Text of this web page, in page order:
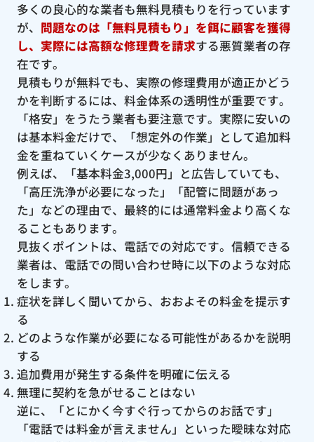
多くの良心的な業者も無料見積もりを行っています
が、 問題なのは「無料見積もり」を餌に顧客を獲得
し、実際には高額な修理費を請求する悪質業者の存
在です。
見積もりが無料でも、実際の修理費用が適正かどう
かを判断するには、料金体系の透明性が重要です。
「格安」をうたう業者も要注意です。実際に安いの
は基本料金だけで、「想定外の作業」として追加料
金を重ねていくケースが少なくありません。
例えば、「基本料金3,000円」と広告していても、
「高圧洗浄が必要になった」「配管に問題があっ
た」などの理由で、最終的には通常料金より高くな
ることもあります。
見抜くポイントは、電話での対応です。信頼できる
業者は、電話での問い合わせ時に以下のような対応
をします。
症状を詳しく聞いてから、おおよその料金を提示す
る
どのような作業が必要になる可能性があるかを説明
する
追加費用が発生する条件を明確に伝える
無理に契約を急がせることはない
逆に、「とにかく今すぐ行ってからのお話です」
「電話では料金が言えません」といった曖昧な対応